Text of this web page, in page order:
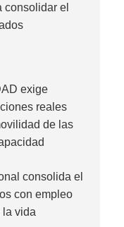
consolidar el
exige
reales
de las
consolida el
con empleo
la vida